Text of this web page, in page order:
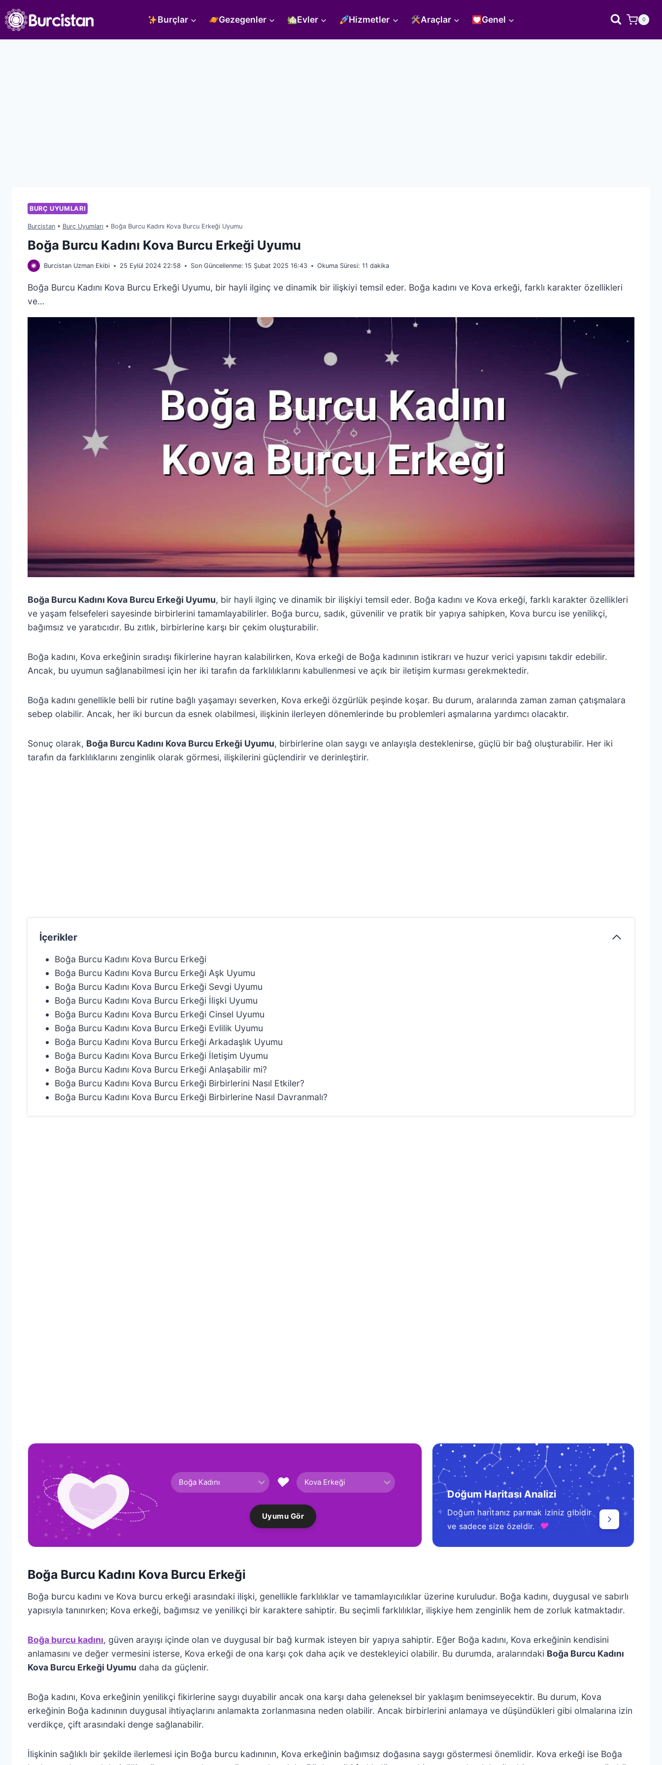
to
content
Burçlar Gezegenler Evler Hizmetler Araçlar Genel 0
BURÇ UYUMLARI
Burcistan • Burç Uyumları • Boğa Burcu Kadını Kova Burcu Erkeği Uyumu
Boğa Burcu Kadını Kova Burcu Erkeği Uyumu
Burcistan Uzman Ekibi 25 Eylül 2024 22:58 Son Güncellenme: 15 Şubat 2025 16:43 Okuma Süresi: 11dakika
Boğa Burcu Kadını Kova Burcu Erkeği Uyumu, bir hayli ilginç ve dinamik bir ilişkiyi temsil eder. Boğa kadını ve Kova erkeği, farklı karakter özellikleri
ve…
Boğa Burcu Kadını Kova Burcu Erkeği Uyumu, bir hayli ilginç ve dinamik bir ilişkiyi temsil eder. Boğa kadını ve Kova erkeği, farklı karakter özellikleri
ve yaşam felsefeleri sayesinde birbirlerini tamamlayabilirler. Boğa burcu, sadık, güvenilir ve pratik bir yapıya sahipken, Kova burcu ise yenilikçi,
bağımsız ve yaratıcıdır. Bu zıtlık, birbirlerine karşı bir çekim oluşturabilir.
Boğa kadını, Kova erkeğinin sıradışı fikirlerine hayran kalabilirken, Kova erkeği de Boğa kadınının istikrarı ve huzur verici yapısını takdir edebilir.
Ancak, bu uyumun sağlanabilmesi için her iki tarafın da farklılıklarını kabullenmesi ve açık bir iletişim kurması gerekmektedir.
Boğa kadını genellikle belli bir rutine bağlı yaşamayı severken, Kova erkeği özgürlük peşinde koşar. Bu durum, aralarında zaman zaman çatışmalara
sebep olabilir. Ancak, her iki burcun da esnek olabilmesi, ilişkinin ilerleyen dönemlerinde bu problemleri aşmalarına yardımcı olacaktır.
Sonuç olarak, Boğa Burcu Kadını Kova Burcu Erkeği Uyumu, birbirlerine olan saygı ve anlayışla desteklenirse, güçlü bir bağ oluşturabilir. Her iki
tarafın da farklılıklarını zenginlik olarak görmesi, ilişkilerini güçlendirir ve derinleştirir.
İçerikler
Boğa Burcu Kadını Kova Burcu Erkeği
Boğa Burcu Kadını Kova Burcu Erkeği Aşk Uyumu
Boğa Burcu Kadını Kova Burcu Erkeği Sevgi Uyumu
Boğa Burcu Kadını Kova Burcu Erkeği İlişki Uyumu
Boğa Burcu Kadını Kova Burcu Erkeği Cinsel Uyumu
Boğa Burcu Kadını Kova Burcu Erkeği Evlilik Uyumu
Boğa Burcu Kadını Kova Burcu Erkeği Arkadaşlık Uyumu
Boğa Burcu Kadını Kova Burcu Erkeği İletişim Uyumu
Boğa Burcu Kadını Kova Burcu Erkeği Anlaşabilir mi?
Boğa Burcu Kadını Kova Burcu Erkeği Birbirlerini Nasıl Etkiler?
Boğa Burcu Kadını Kova Burcu Erkeği Birbirlerine Nasıl Davranmalı?
♥
Uyumu Gör
Doğum Haritası Analizi
Doğum haritanız parmak iziniz gibidir
ve sadece size özeldir.
♥
Boğa Burcu Kadını Kova Burcu Erkeği
Boğa burcu kadını ve Kova burcu erkeği arasındaki ilişki, genellikle farklılıklar ve tamamlayıcılıklar üzerine kuruludur. Boğa kadını, duygusal ve sabırlı
yapısıyla tanınırken; Kova erkeği, bağımsız ve yenilikçi bir karaktere sahiptir. Bu seçimli farklılıklar, ilişkiye hem zenginlik hem de zorluk katmaktadır.
Boğa burcu kadını, güven arayışı içinde olan ve duygusal bir bağ kurmak isteyen bir yapıya sahiptir. Eğer Boğa kadını, Kova erkeğinin kendisini
anlamasını ve değer vermesini isterse, Kova erkeği de ona karşı çok daha açık ve destekleyici olabilir. Bu durumda, aralarındaki Boğa Burcu Kadını
Kova Burcu Erkeği Uyumu daha da güçlenir.
Boğa kadını, Kova erkeğinin yenilikçi fikirlerine saygı duyabilir ancak ona karşı daha geleneksel bir yaklaşım benimseyecektir. Bu durum, Kova
erkeğinin Boğa kadınının duygusal ihtiyaçlarını anlamakta zorlanmasına neden olabilir. Ancak birbirlerini anlamaya ve düşündükleri gibi olmalarına izin
verdikçe, çift arasındaki denge sağlanabilir.
İlişkinin sağlıklı bir şekilde ilerlemesi için Boğa burcu kadınının, Kova erkeğinin bağımsız doğasına saygı göstermesi önemlidir. Kova erkeği ise Boğa